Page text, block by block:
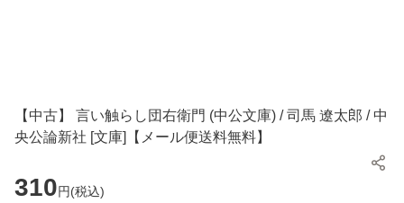
【中古】 言い触らし団右衛門 (中公文庫) / 司馬 遼太郎 / 中
央公論新社 [文庫]【メール便送料無料】
310円(税込)